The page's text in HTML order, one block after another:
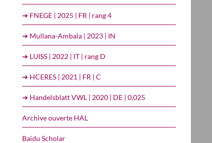
➔ FNEGE | 2025 | FR | rang 4
➔ Mullana-Ambala | 2023 | IN
➔ LUISS | 2022 | IT | rang D
➔ HCERES | 2021 | FR | C
➔ Handelsblatt VWL | 2020 | DE | 0,025
Archive ouverte HAL
Baidu Scholar